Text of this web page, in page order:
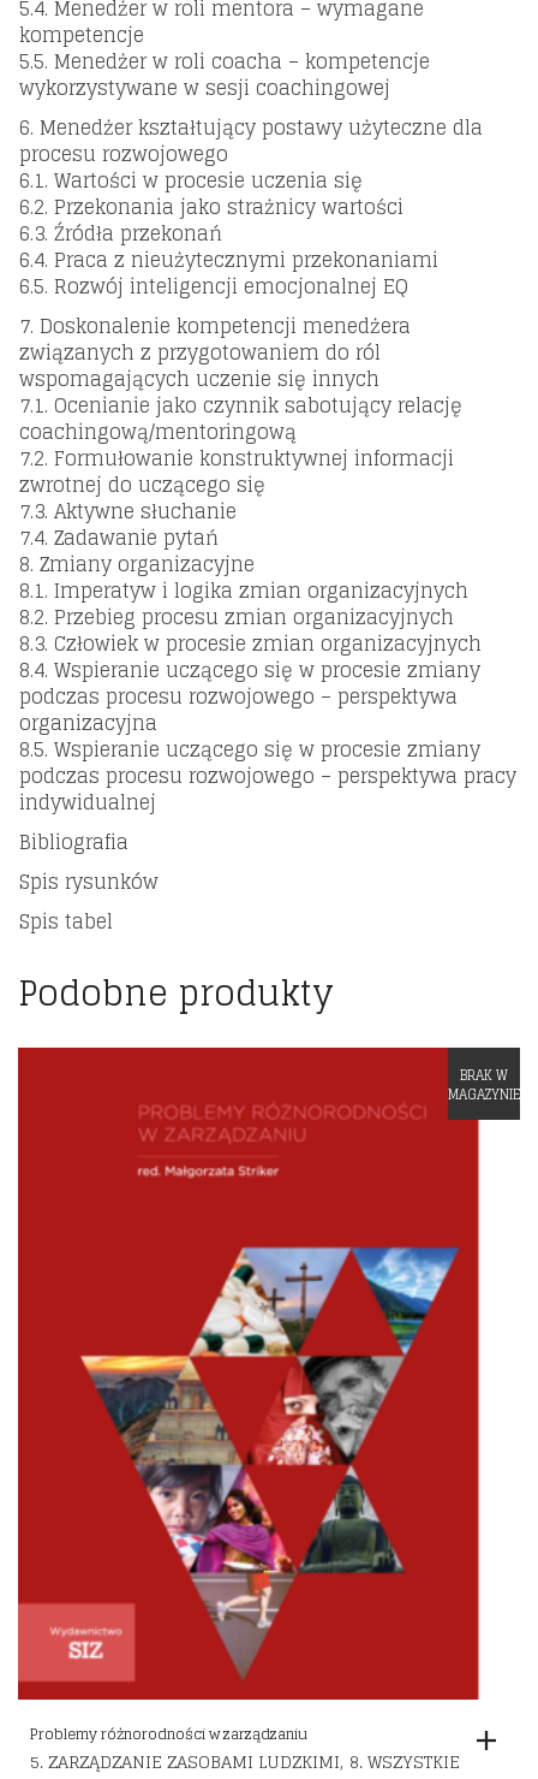
5.4. Menedżer w roli mentora – wymagane
kompetencje
5.5. Menedżer w roli coacha – kompetencje
wykorzystywane w sesji coachingowej
6. Menedżer kształtujący postawy użyteczne dla
procesu rozwojowego
6.1. Wartości w procesie uczenia się
6.2. Przekonania jako strażnicy wartości
6.3. Źródła przekonań
6.4. Praca z nieużytecznymi przekonaniami
6.5. Rozwój inteligencji emocjonalnej EQ
7. Doskonalenie kompetencji menedżera
związanych z przygotowaniem do ról
wspomagających uczenie się innych
7.1. Ocenianie jako czynnik sabotujący relację
coachingową/mentoringową
7.2. Formułowanie konstruktywnej informacji
zwrotnej do uczącego się
7.3. Aktywne słuchanie
7.4. Zadawanie pytań
8. Zmiany organizacyjne
8.1. Imperatyw i logika zmian organizacyjnych
8.2. Przebieg procesu zmian organizacyjnych
8.3. Człowiek w procesie zmian organizacyjnych
8.4. Wspieranie uczącego się w procesie zmiany
podczas procesu rozwojowego – perspektywa
organizacyjna
8.5. Wspieranie uczącego się w procesie zmiany
podczas procesu rozwojowego – perspektywa pracy
indywidualnej
Bibliografia
Spis rysunków
Spis tabel
Podobne produkty
BRAK W
MAGAZYNIE
Problemy różnorodności w zarządzaniu
5. ZARZĄDZANIE ZASOBAMI LUDZKIMI, 8. WSZYSTKIE